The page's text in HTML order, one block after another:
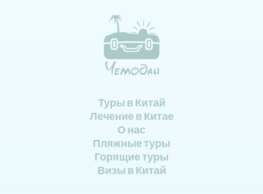
Туры в Китай
Лечение в Китае
О нас
Пляжные туры
Горящие туры
Визы в Китай